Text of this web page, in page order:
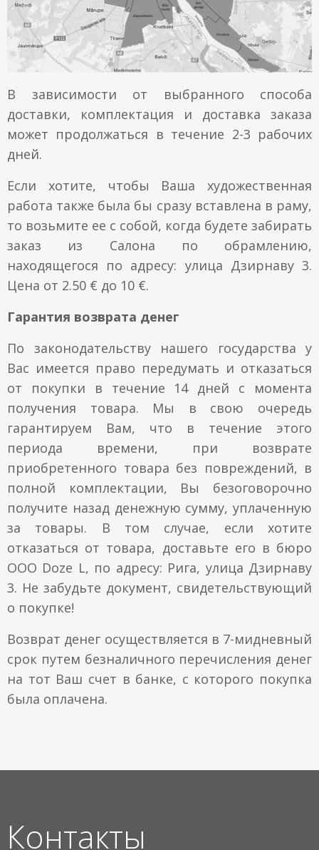
В зависимости от выбранного способа
доставки, комплектация и доставка заказа
может продолжаться в течение 2-3 рабочих
дней.
Если хотите, чтобы Ваша художественная
работа также была бы сразу вставлена в раму,
то возьмите ее с собой, когда будете забирать
заказ из Салона по обрамлению,
находящегося по адресу: улица Дзирнаву 3.
Цена от 2.50 € до 10 €.
Гарантия возврата денег
По законодательству нашего государства у
Вас имеется право передумать и отказаться
от покупки в течение 14 дней с момента
получения товара. Мы в свою очередь
гарантируем Вам, что в течение этого
периода времени, при возврате
приобретенного товара без повреждений, в
полной комплектации, Вы безоговорочно
получите назад денежную сумму, уплаченную
за товары. В том случае, если хотите
отказаться от товара, доставьте его в бюро
ООО Doze L, по адресу: Рига, улица Дзирнаву
3. Не забудьте документ, свидетельствующий
о покупке!
Возврат денег осуществляется в 7-мидневный
срок путем безналичного перечисления денег
на тот Ваш счет в банке, с которого покупка
была оплачена.
Контакты